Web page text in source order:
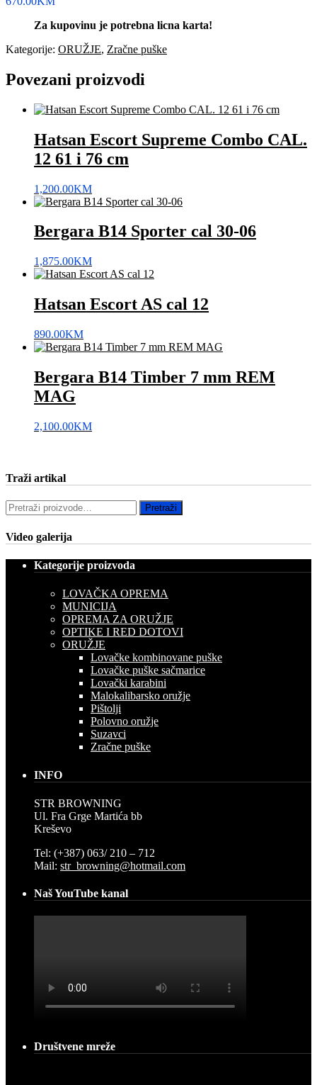
Za kupovinu je potrebna licna karta!
Kategorije: ORUŽJE, Zračne puške
Povezani proizvodi
Hatsan Escort Supreme Combo CAL.
12 61 i 76 cm
1,200.00KM
Bergara B14 Sporter cal 30-06
1,875.00KM
Hatsan Escort AS cal 12
890.00KM
Bergara B14 Timber 7 mm REM
MAG
2,100.00KM
Traži artikal
Pretraži: Pretraži
Video galerija
Kategorije proizvoda
LOVAČKA OPREMA
MUNICIJA
OPREMA ZA ORUŽJE
OPTIKE I RED DOTOVI
ORUŽJE
Lovačke kombinovane puške
Lovačke puške sačmarice
Lovački karabini
Malokalibarsko oružje
Pištolji
Polovno oružje
Suzavci
Zračne puške
INFO
STR BROWNING
Ul. Fra Grge Martića bb
Kreševo
Tel: (+387) 063/ 210 – 712
Mail: str_browning@hotmail.com
Naš YouTube kanal
Društvene mreže